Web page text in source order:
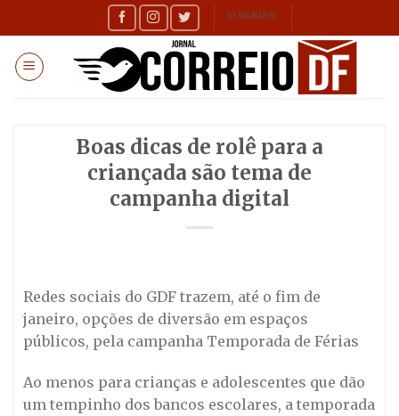
to
content
SEMANÁRIO
Boas dicas de rolê para a
criançada são tema de
campanha digital
Redes sociais do GDF trazem, até o fim de
janeiro, opções de diversão em espaços
públicos, pela campanha Temporada de Férias
Ao menos para crianças e adolescentes que dão
um tempinho dos bancos escolares, a temporada